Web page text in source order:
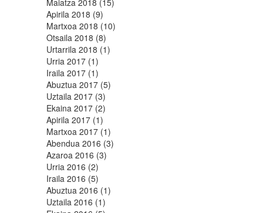
Maiatza 2018 (15)
Apirila 2018 (9)
Martxoa 2018 (10)
Otsaila 2018 (8)
Urtarrila 2018 (1)
Urria 2017 (1)
Iraila 2017 (1)
Abuztua 2017 (5)
Uztaila 2017 (3)
Ekaina 2017 (2)
Apirila 2017 (1)
Martxoa 2017 (1)
Abendua 2016 (3)
Azaroa 2016 (3)
Urria 2016 (2)
Iraila 2016 (5)
Abuztua 2016 (1)
Uztaila 2016 (1)